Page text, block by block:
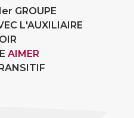
GROUPE
L'AUXILIAIRE
AIMER